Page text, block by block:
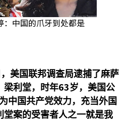
中国的爪牙到处都是
，美国联邦调查局逮捕了麻萨
梁利堂，时年63岁，美国公
中国共产党效力，充当外国
堂案的受害者人之一就是我